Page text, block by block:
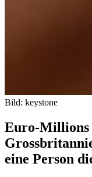
Bild: keystone
Euro-Millions
eine Person